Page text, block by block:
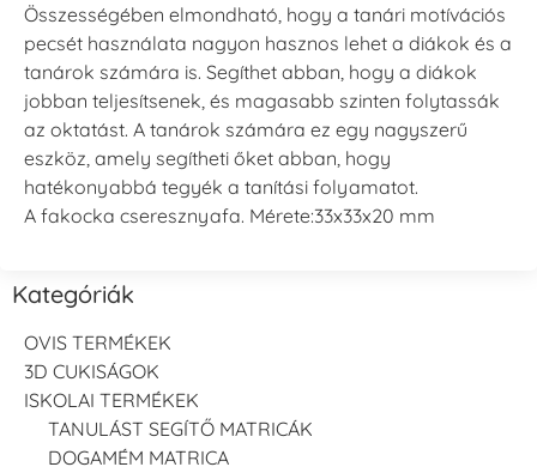
Összességében elmondható, hogy a tanári motívációs
pecsét használata nagyon hasznos lehet a diákok és a
tanárok számára is. Segíthet abban, hogy a diákok
jobban teljesítsenek, és magasabb szinten folytassák
az oktatást. A tanárok számára ez egy nagyszerű
eszköz, amely segítheti őket abban, hogy
hatékonyabbá tegyék a tanítási folyamatot.
A fakocka cseresznyafa. Mérete:33x33x20 mm
Kategóriák
OVIS TERMÉKEK
3D CUKISÁGOK
ISKOLAI TERMÉKEK
TANULÁST SEGÍTŐ MATRICÁK
DOGAMÉM MATRICA